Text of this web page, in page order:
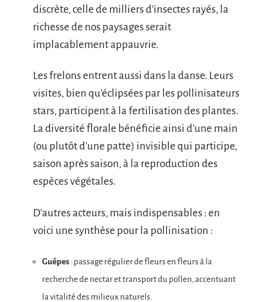
discrète, celle de milliers d’insectes rayés, la
richesse de nos paysages serait
implacablement appauvrie.
Les frelons entrent aussi dans la danse. Leurs
visites, bien qu’éclipsées par les pollinisateurs
stars, participent à la fertilisation des plantes.
La diversité florale bénéficie ainsi d’une main
(ou plutôt d’une patte) invisible qui participe,
saison après saison, à la reproduction des
espèces végétales.
D’autres acteurs, mais indispensables : en
voici une synthèse pour la pollinisation :
Guêpes : passage régulier de fleurs en fleurs à la
recherche de nectar et transport du pollen, accentuant
la vitalité des milieux naturels.